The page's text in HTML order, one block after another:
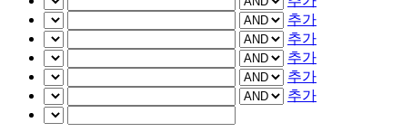
추가
추가
추가
추가
추가